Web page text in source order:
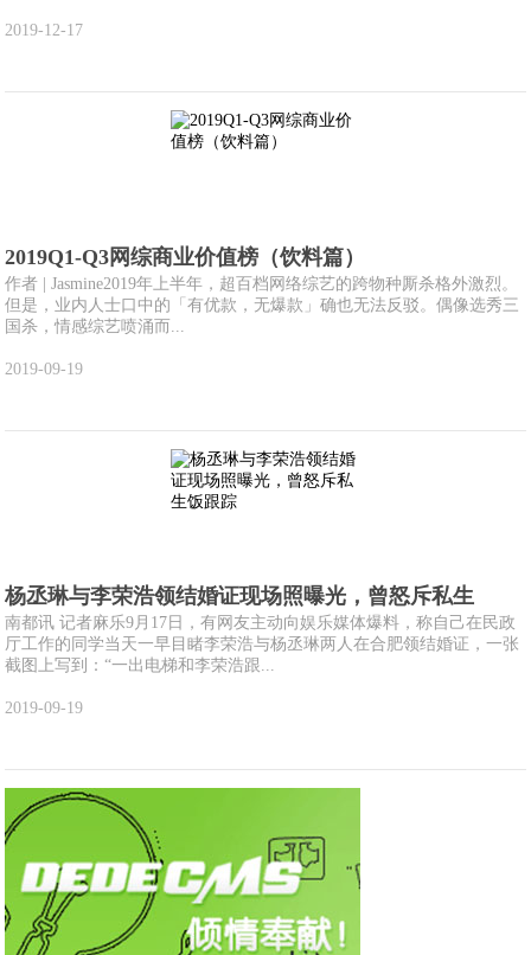
2019-12-17
2019Q1-Q3网综商业价值榜（饮料篇）
作者 | Jasmine2019年上半年，超百档网络综艺的跨物种厮杀格外激烈。
但是，业内人士口中的「有优款，无爆款」确也无法反驳。偶像选秀三
国杀，情感综艺喷涌而...
2019-09-19
杨丞琳与李荣浩领结婚证现场照曝光，曾怒斥私生
南都讯 记者麻乐9月17日，有网友主动向娱乐媒体爆料，称自己在民政
厅工作的同学当天一早目睹李荣浩与杨丞琳两人在合肥领结婚证，一张
截图上写到：“一出电梯和李荣浩跟...
2019-09-19